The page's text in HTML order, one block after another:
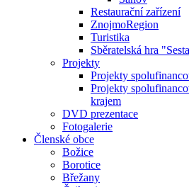
Restaurační zařízení
ZnojmoRegion
Turistika
Sběratelská hra
Projekty
Projekty
Projekty
krajem
DVD prezentace
Fotogalerie
Členské obce
Božice
Borotice
Břežany